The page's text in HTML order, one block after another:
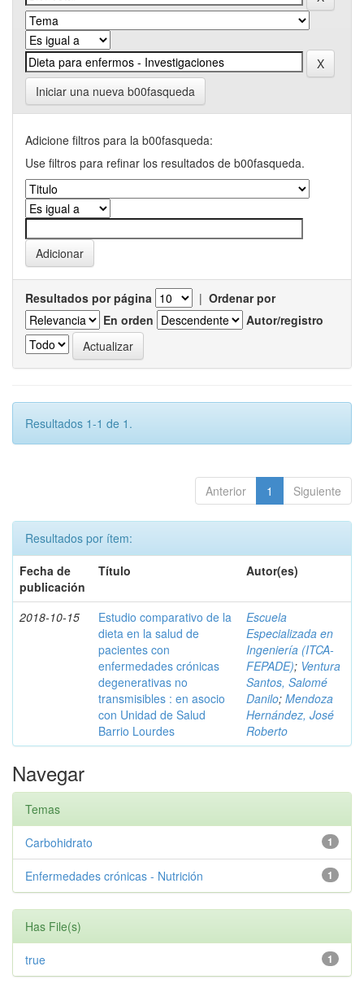
Iniciar una nueva b00fasqueda
Adicione filtros para la b00fasqueda:
Use filtros para refinar los resultados de b00fasqueda.
Resultados por página | Ordenar por
En orden
Autor/registro
Resultados 1-1 de 1.
Anterior 1 Siguiente
Resultados por ítem:
Fecha de
publicación
Título Autor(es)
2018-10-15
Estudio comparativo de la
dieta en la salud de
pacientes con
enfermedades crónicas
degenerativas no
transmisibles : en asocio
con Unidad de Salud
Barrio Lourdes
Escuela
Especializada en
Ingeniería (ITCA-
FEPADE); Ventura
Santos, Salomé
Danilo; Mendoza
Hernández, José
Roberto
Navegar
Temas
1
Carbohidrato
1
Enfermedades crónicas - Nutrición
Has File(s)
1
true